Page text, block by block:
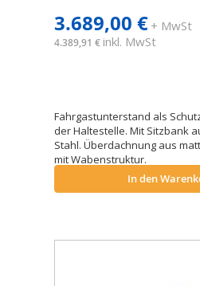
3.689,00 €+ MwSt
4.389,91 € inkl. MwSt
Fahrgastunterstand als
der Haltestelle. Mit Sitzbank
Stahl. Überdachnung aus
mit Wabenstruktur.
In den